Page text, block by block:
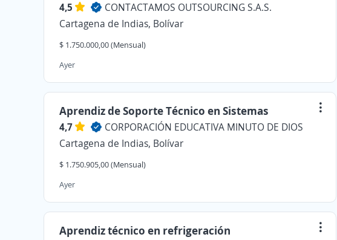
4,5
CONTACTAMOS OUTSOURCING S.A.S.
Cartagena de Indias, Bolívar
$ 1.750.000,00 (Mensual)
Ayer
Aprendiz de Soporte Técnico en Sistemas
4,7
CORPORACIÓN EDUCATIVA MINUTO DE DIOS
Cartagena de Indias, Bolívar
$ 1.750.905,00 (Mensual)
Ayer
Aprendiz técnico en refrigeración